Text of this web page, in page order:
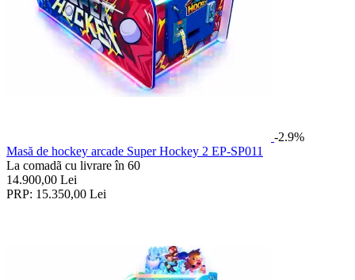
-2.9%
Masă de hockey arcade Super Hockey 2 EP-SP011
La comadã cu livrare în 60
14.900,00 Lei
PRP: 15.350,00 Lei